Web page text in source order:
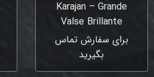
Karajan – Grande
Valse Brillante
برای سفارش تماس
بگیرید